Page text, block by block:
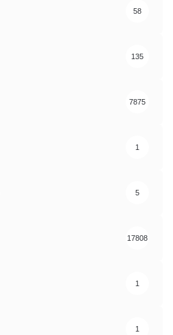
58
135
7875
1
5
17808
1
1